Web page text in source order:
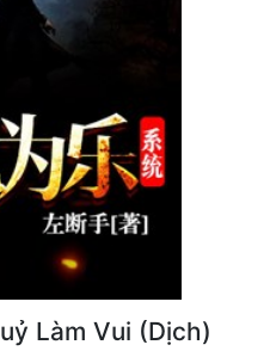
Làm Vui (Dịch)